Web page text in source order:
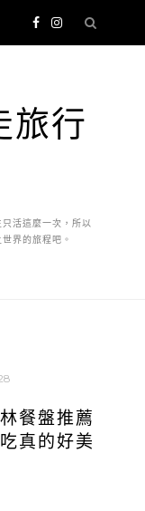
旅行
活這麼一次，所以
界的旅程吧。
餐盤推薦
真的好美